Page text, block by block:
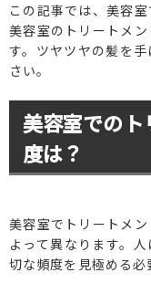
この記事では、美容
美容室のトリートメ
す。ツヤツヤの髪を
さい。
美容室での
度は？
美容室でトリートメ
よって異なります。
切な頻度を見極める必